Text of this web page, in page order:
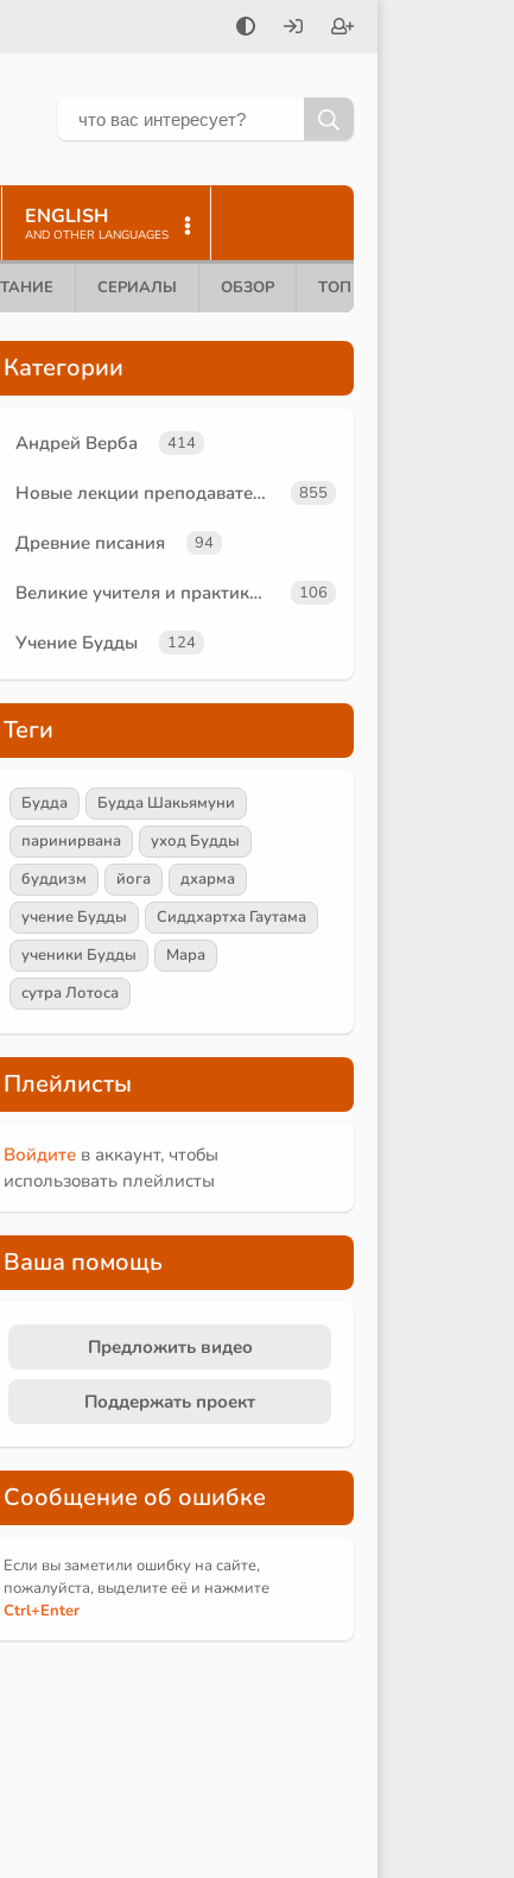
ENGLISH
AND OTHER LANGUAGES
СЕРИАЛЫ ОБЗОР ТОП 10
Категории
Андрей Верба 414
Новые лекции преподавателей 855
Древние писания 94
Великие учителя и практики йоги 106
Учение Будды 124
Теги
Будда
Будда Шакьямуни
паринирвана
уход Будды
буддизм
йога
дхарма
учение Будды
Сиддхартха Гаутама
ученики Будды
Мара
сутра Лотоса
Плейлисты
Войдите в аккаунт, чтобы
использовать плейлисты
Ваша помощь
Предложить видео
Поддержать проект
Сообщение об ошибке
Если вы заметили ошибку на сайте,
пожалуйста, выделите её и нажмите
Ctrl+Enter